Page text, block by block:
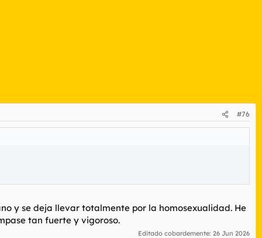
#76
y se deja llevar totalmente por la homosexualidad. He
tan fuerte y vigoroso.
Editado cobardemente: 26 Jun 2026